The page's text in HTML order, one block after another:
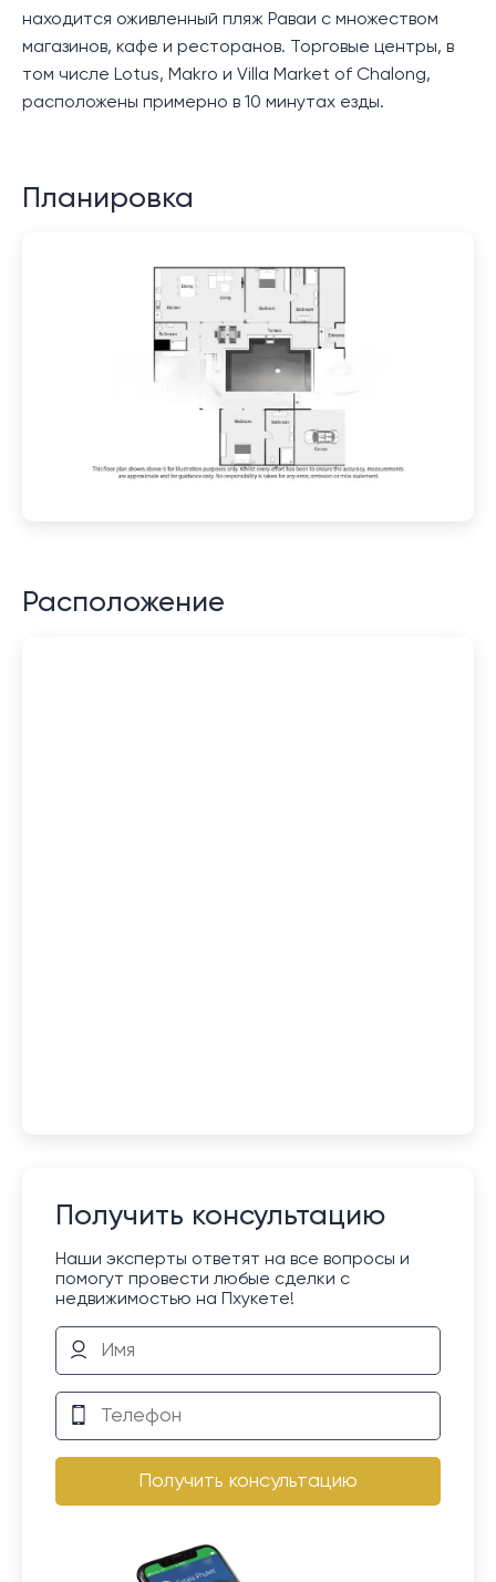
находится оживленный пляж Раваи с множеством
магазинов, кафе и ресторанов. Торговые центры, в
том числе Lotus, Makro и Villa Market of Chalong,
расположены примерно в 10 минутах езды.
Планировка
Расположение
Получить консультацию
Наши эксперты ответят на все вопросы и
помогут провести любые сделки с
недвижимостью на Пхукете!
Получить консультацию